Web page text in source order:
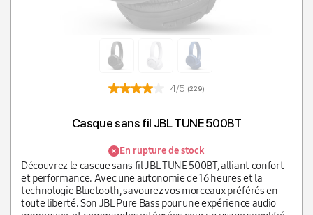
4/5 (229)
Casque sans fil JBL TUNE 500BT
En rupture de stock
Découvrez le casque sans fil JBL TUNE 500BT, alliant confort
et performance. Avec une autonomie de 16 heures et la
technologie Bluetooth, savourez vos morceaux préférés en
toute liberté. Son JBL Pure Bass pour une expérience audio